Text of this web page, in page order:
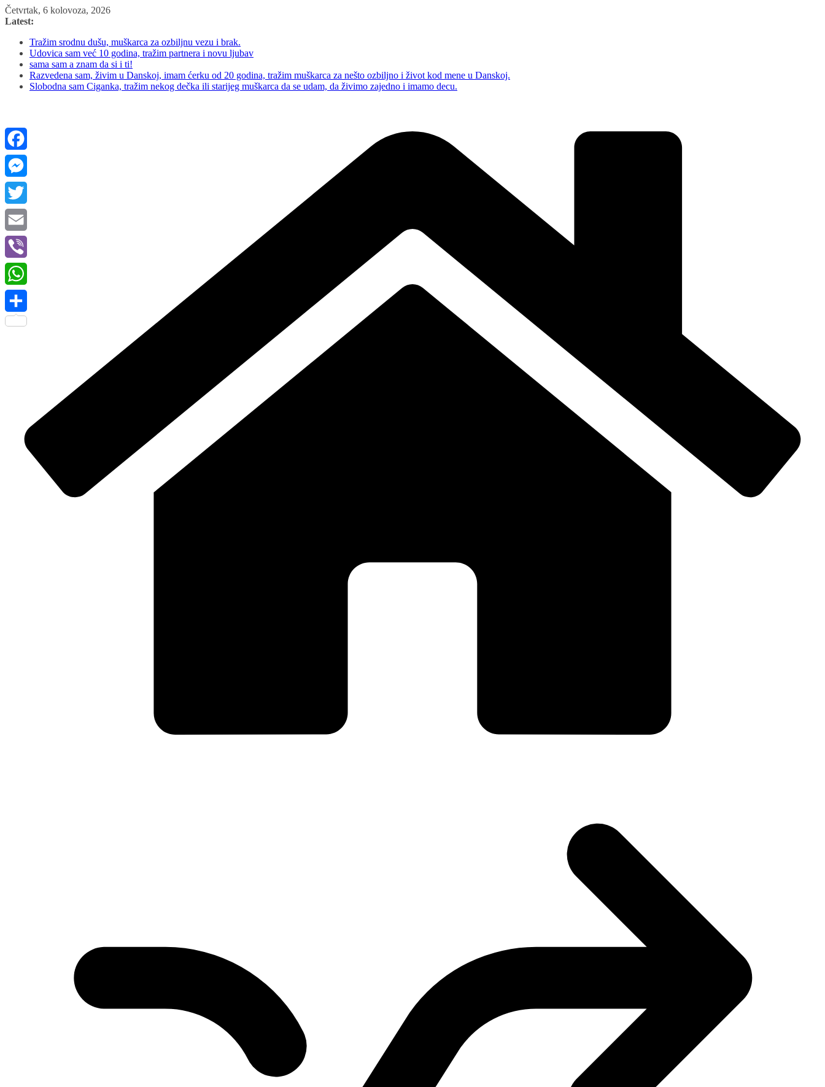
Skip
to
Četvrtak, 6 kolovoza, 2026
Latest:
Tražim srodnu dušu, muškarca za ozbiljnu vezu i brak.
Udovica sam već 10 godina, tražim partnera i novu ljubav
sama sam a znam da si i ti!
Razvedena sam, živim u Danskoj, imam ćerku od 20 godina, tražim muškarca za nešto ozbiljno i život kod mene u Danskoj.
Slobodna sam Ciganka, tražim nekog dečka ili starijeg muškarca da se udam, da živimo zajedno i imamo decu.
Facebook
Messenger
Twitter
Email
Viber
WhatsApp
Share